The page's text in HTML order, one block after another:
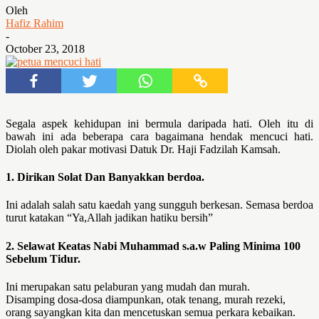
Oleh
Hafiz Rahim
-
October 23, 2018
Segala aspek kehidupan ini bermula daripada hati. Oleh itu di
bawah ini adabeberapa cara bagaimana hendak mencuci hati.
Diolah oleh pakar motivasi Datuk Dr. Haji Fadzilah Kamsah.
1. Dirikan Solat Dan Banyakkan berdoa.
Ini adalah salah satu kaedah yang sungguh berkesan. Semasa berdoa
turut katakan “Ya,Allah jadikan hatiku bersih”
2. Selawat Keatas Nabi Muhammad s.a.w Paling Minima 100
Sebelum Tidur.
Ini merupakan satu pelaburan yang mudah dan murah.
Disamping dosa-dosa diampunkan, otak tenang, murah rezeki,
orang sayangkan kita dan mencetuskan semua perkara kebaikan.